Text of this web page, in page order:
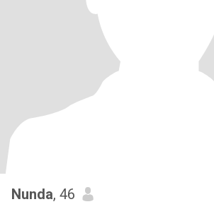
Nunda, 46